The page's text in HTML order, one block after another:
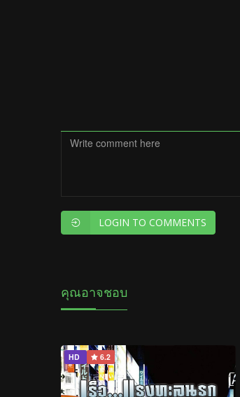
LOGIN TO COMMENTS
คุณอาจชอบ
HD 6.2